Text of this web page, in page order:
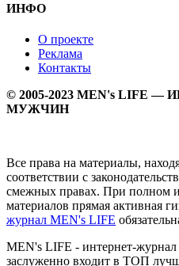
ИНФО
О проекте
Реклама
Контакты
© 2005-2023 MEN's LIFE
МУЖЧИН
Все права на материалы,
соответствии с
смежных правах. При полном
материалов прямая активная
журнал MEN's LIFE
MEN's LIFE - интернет-
заслуженно входит в ТОП